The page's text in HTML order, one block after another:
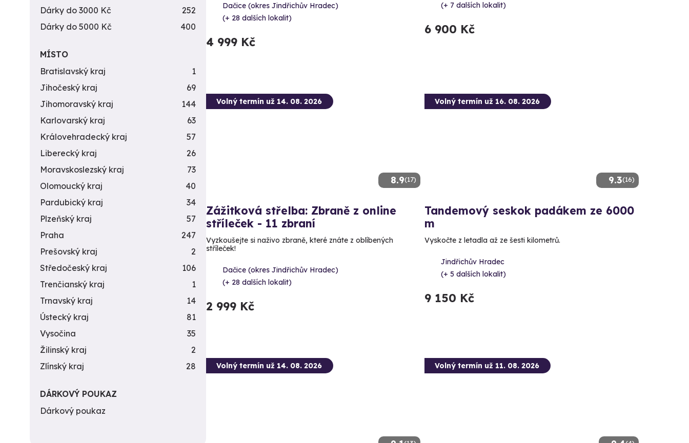
Dačice (okres Jindřichův Hradec)
(+ 28 dalších lokalit)
4 999 Kč
(+ 7 dalších lokalit)
6 900 Kč
8.9(17)
Volný termín už 14. 08. 2026
Zážitková střelba: Zbraně z online
stříleček - 11 zbraní
Vyzkoušejte si naživo zbraně, které znáte z oblíbených
stříleček!
Dačice (okres Jindřichův Hradec)
(+ 28 dalších lokalit)
2 999 Kč
9.3(16)
Volný termín už 16. 08. 2026
Tandemový seskok padákem ze 6000
m
Vyskočte z letadla až ze šesti kilometrů.
Jindřichův Hradec
(+ 5 dalších lokalit)
9 150 Kč
Volný termín už 14. 08. 2026 Volný termín už 11. 08. 2026
Dárky do 3000 Kč
252
Dárky do 5000 Kč
400
MÍSTO
Bratislavský kraj
1
Jihočeský kraj
69
Jihomoravský kraj
144
Karlovarský kraj
63
Královehradecký kraj
57
Liberecký kraj
26
Moravskoslezský kraj
73
Olomoucký kraj
40
Pardubický kraj
34
Plzeňský kraj
57
Praha
247
Prešovský kraj
2
Středočeský kraj
106
Trenčianský kraj
1
Trnavský kraj
14
Ústecký kraj
81
Vysočina
35
Žilinský kraj
2
Zlínský kraj
28
DÁRKOVÝ POUKAZ
Dárkový poukaz